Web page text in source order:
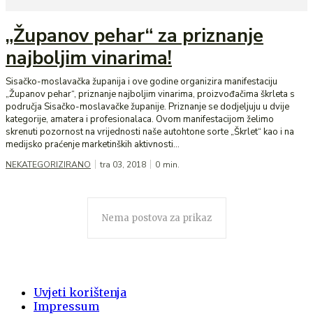
„Županov pehar“ za priznanje
najboljim vinarima!
Sisačko-moslavačka županija i ove godine organizira manifestaciju
„Županov pehar“, priznanje najboljim vinarima, proizvođačima škrleta s
područja Sisačko-moslavačke županije. Priznanje se dodjeljuju u dvije
kategorije, amatera i profesionalaca. Ovom manifestacijom želimo
skrenuti pozornost na vrijednosti naše autohtone sorte „Škrlet“ kao i na
medijsko praćenje marketinških aktivnosti...
NEKATEGORIZIRANO tra 03, 2018 0 min.
Nema postova za prikaz
Uvjeti korištenja
Impressum